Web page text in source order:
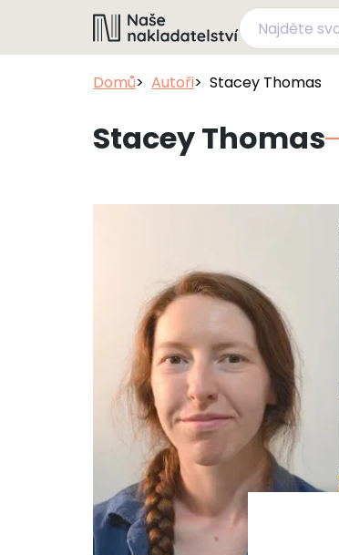
Domů Autoři Stacey Thomas
Stacey Thomas